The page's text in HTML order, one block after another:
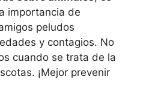
importancia de
peludos
y contagios. No
cuando se trata de la
¡Mejor prevenir